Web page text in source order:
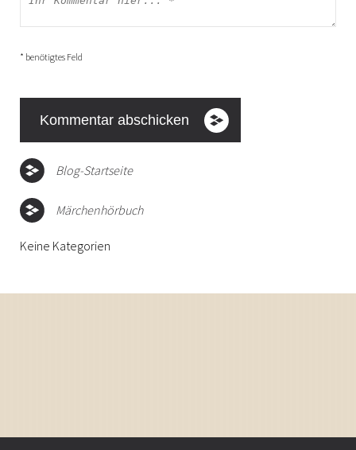
* benötigtes Feld
Blog-Startseite
Märchenhörbuch
Keine Kategorien